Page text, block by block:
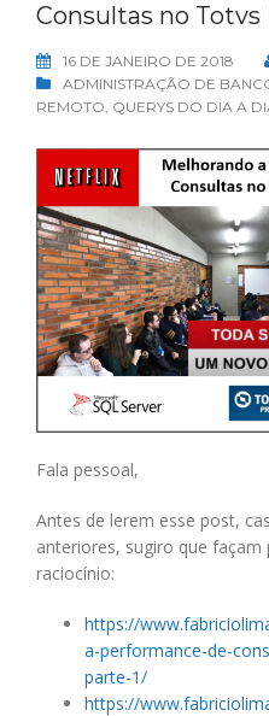
Consultas no
16 DE JANEIRO DE 2018
ADMINISTRAÇÃO DE
REMOTO, QUERYS DO DIA A
Fala pessoal,
Antes de lerem esse post,
anteriores, sugiro que façam
raciocínio:
https://
a-performance-de-
parte-1/
https://